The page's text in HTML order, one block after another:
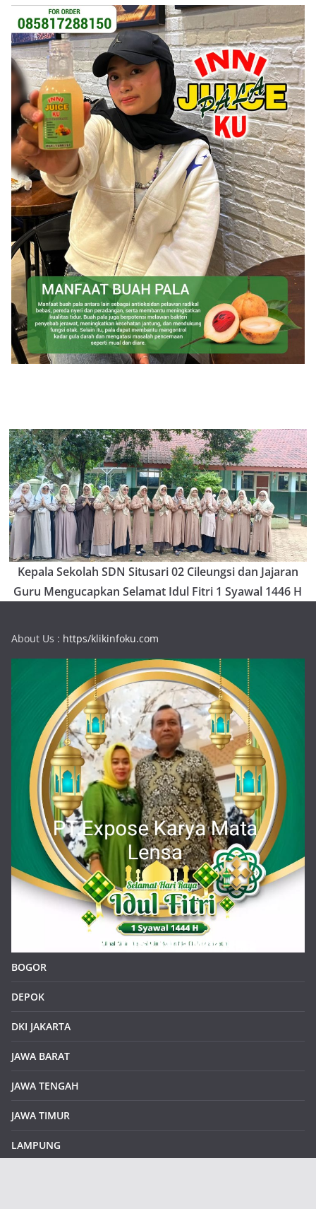
Kepala Sekolah SDN Situsari 02 Cileungsi dan Jajaran
Guru Mengucapkan Selamat Idul Fitri 1 Syawal 1446 H
About Us : https/klikinfoku.com
BOGOR
DEPOK
DKI JAKARTA
JAWA BARAT
JAWA TENGAH
JAWA TIMUR
LAMPUNG